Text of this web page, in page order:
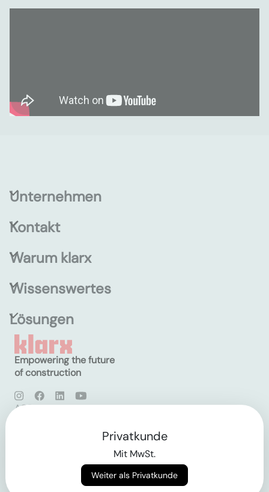
Unternehmen
Kontakt
Warum klarx
Wissenswertes
Lösungen
Empowering the future
of construction
AGB
Privatkunde
Mit MwSt.
Weiter als Privatkunde